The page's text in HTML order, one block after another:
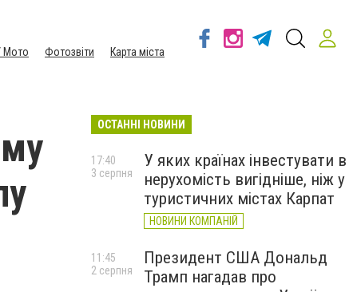
Мото Фотозвіти Карта міста
ОСТАННІ НОВИНИ
У яких країнах інвестувати в
нерухомість вигідніше, ніж у
туристичних містах Карпат
НОВИНИ КОМПАНІЙ
17:40
3 серпня
Президент США Дональд
Трамп нагадав про
11:45
2 серпня